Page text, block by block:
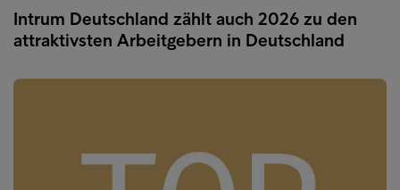
Intrum Deutschland zählt auch 2026 zu den
attraktivsten Arbeitgebern in Deutschland